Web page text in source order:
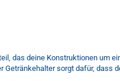
das deine Konstruktionen um
Getränkehalter sorgt dafür, dass